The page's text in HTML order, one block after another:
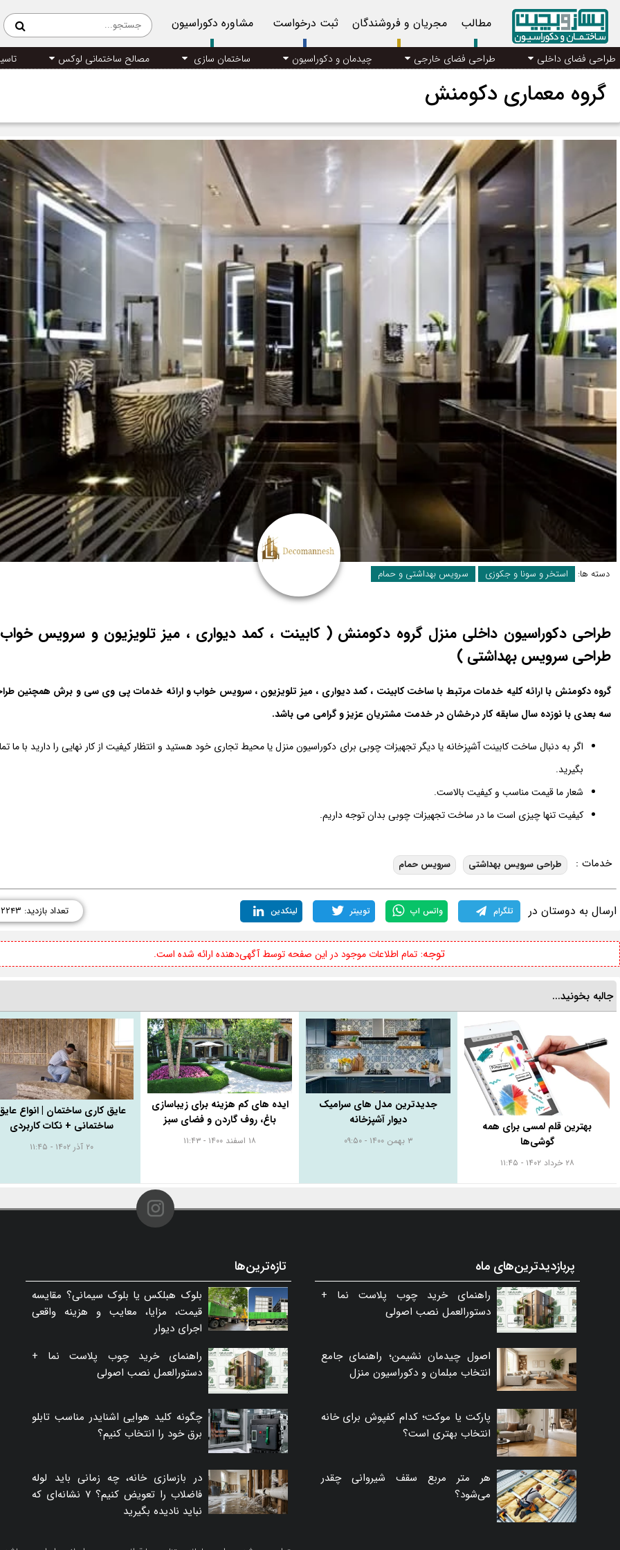
مطالب مجریان و فروشندگان ثبت درخواست مشاوره دکوراسیون
طراحی فضای داخلی طراحی فضای خارجی چیدمان و دکوراسیون ساختمان سازی مصالح ساختمانی لوکس
گروه معماری دکومنش
دسته ها: استخر و سونا و جکوزی سرویس بهداشتی و حمام
طراحی دکوراسیون داخلی منزل گروه دکومنش ( کابینت ، کمد دیواری ، میز تلویزیون و سرویس
طراحی سرویس بهداشتی )
گروه دکومنش با ارائه کلیه خدمات مرتبط با ساخت کابینت ، کمد دیواری ، میز تلویزیون ، سرویس خواب و ارائه خدمات پی وی سی و برش همچنین
سه بعدی با نوزده سال سابقه کار درخشان در خدمت مشتریان عزیز و گرامی می باشد.
اگر به دنبال ساخت کابینت آشپزخانه یا دیگر تجهیزات چوبی برای دکوراسیون منزل یا محیط تجاری خود هستید و انتظار کیفیت از کار نهایی را دارید با ما
بگیرید.
شعار ما قیمت مناسب و کیفیت بالاست.
کیفیت تنها چیزی است ما در ساخت تجهیزات چوبی بدان توجه داریم.
خدمات : طراحی سرویس بهداشتی سرویس حمام
ارسال به دوستان در تلگرام واتس اپ توییتر لینکدین تعداد بازدید: ۲۲۴۳
توجه:تمام اطلاعات موجود در این صفحه توسط آگهی‌دهنده ارائه شده است.
جالبه بخونید...
بهترین قلم لمسی برای همه
گوشی‌ها
۲۸ خرداد ۱۴۰۲ - ۱۱:۴۵
جدیدترین مدل های سرامیک
دیوار آشپزخانه
۳ بهمن ۱۴۰۰ - ۰۹:۵۰
ایده های کم هزینه برای زیباسازی
باغ، روف گاردن و فضای سبز
۱۸ اسفند ۱۴۰۰ - ۱۱:۴۳
عایق کاری ساختمان | انواع
ساختمانی + نکات کاربردی
۲۰ آذر ۱۴۰۲ - ۱۱:۴۵
پربازدیدترین‌های ماه
راهنمای خرید چوب پلاست نما +
دستورالعمل نصب اصولی
اصول چیدمان نشیمن؛ راهنمای جامع
انتخاب مبلمان و دکوراسیون منزل
پارکت یا موکت؛ کدام کفپوش برای خانه
انتخاب بهتری است؟
هر متر مربع سقف شیروانی چقدر
می‌شود؟
تازه‌ترین‌ها
بلوک هبلکس یا بلوک سیمانی؟ مقایسه
قیمت، مزایا، معایب و هزینه واقعی
اجرای دیوار
راهنمای خرید چوب پلاست نما +
دستورالعمل نصب اصولی
چگونه کلید هوایی اشنایدر مناسب تابلو
برق خود را انتخاب کنیم؟
در بازسازی خانه، چه زمانی باید لوله
فاضلاب را تعویض کنیم؟ ۷ نشانه‌ای که
نباید نادیده بگیرید